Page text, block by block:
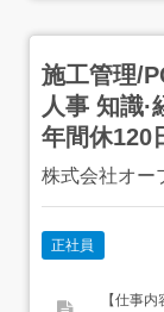
施工管理/
人事 知識
年間休120
株式会社オー
正社員
【仕事